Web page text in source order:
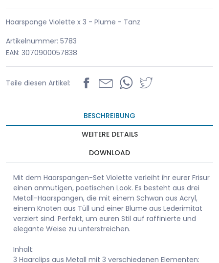
Haarspange Violette x 3 - Plume - Tanz
Artikelnummer: 5783
EAN: 3070900057838
Teile diesen Artikel:
BESCHREIBUNG
WEITERE DETAILS
DOWNLOAD
Mit dem Haarspangen-Set Violette verleiht ihr eurer Frisur
einen anmutigen, poetischen Look. Es besteht aus drei
Metall-Haarspangen, die mit einem Schwan aus Acryl,
einem Knoten aus Tüll und einer Blume aus Lederimitat
verziert sind. Perfekt, um euren Stil auf raffinierte und
elegante Weise zu unterstreichen.
Inhalt:
3 Haarclips aus Metall mit 3 verschiedenen Elementen: